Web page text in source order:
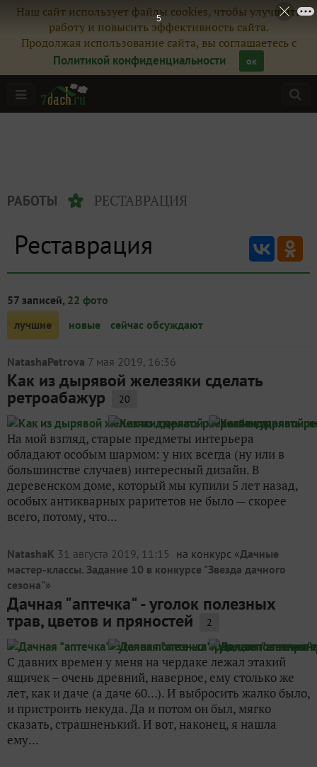
Наш сайт использует файлы cookies, чтобы улучшить
работу и повысить эффективность сайта.
Продолжая использование сайта, вы соглашаетесь с
Политикой конфиденциальности
ок
РАБОТЫ РЕСТАВРАЦИЯ
Реставрация
57 записей, 22 фото
лучшие
новые сейчас обсуждают
NatashaPetrova 7 мая 2019, 16:36
Как из дырявой железяки сделать
ретроабажур 20
На мой взгляд, старые предметы интерьера
обладают особым шармом: у них всегда (ну или в
большинстве случаев) интересный дизайн. В
деревенском доме, который мы купили 5 лет назад,
особых антикварных раритетов не было — скорее
всего, потому, что...
NatashaK 31 августа 2019, 11:15 на конкурс «Дачные
мастер-классы. Задание 10 в конкурсе "Звезда дачного
сезона"»
Дачная "аптечка" - уголок полезных
трав, цветов и пряностей 2
С давних времен у меня на чердаке лежал этакий
ящичек – очень древний, наверное, ему столько же
лет, как и даче (а даче 60…). И выбросить жалко было,
и пристроить некуда. Да и потом он был, мягко
сказать, страшненький. И вот, наконец, я нашла
ему...
5